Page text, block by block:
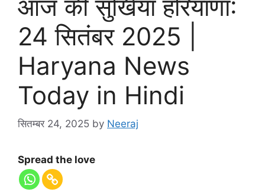
आज की सुर्खियां हरियाणा:
24 सितंबर 2025 |
Haryana News
Today in Hindi
सितम्बर 24, 2025 by Neeraj
Spread the love